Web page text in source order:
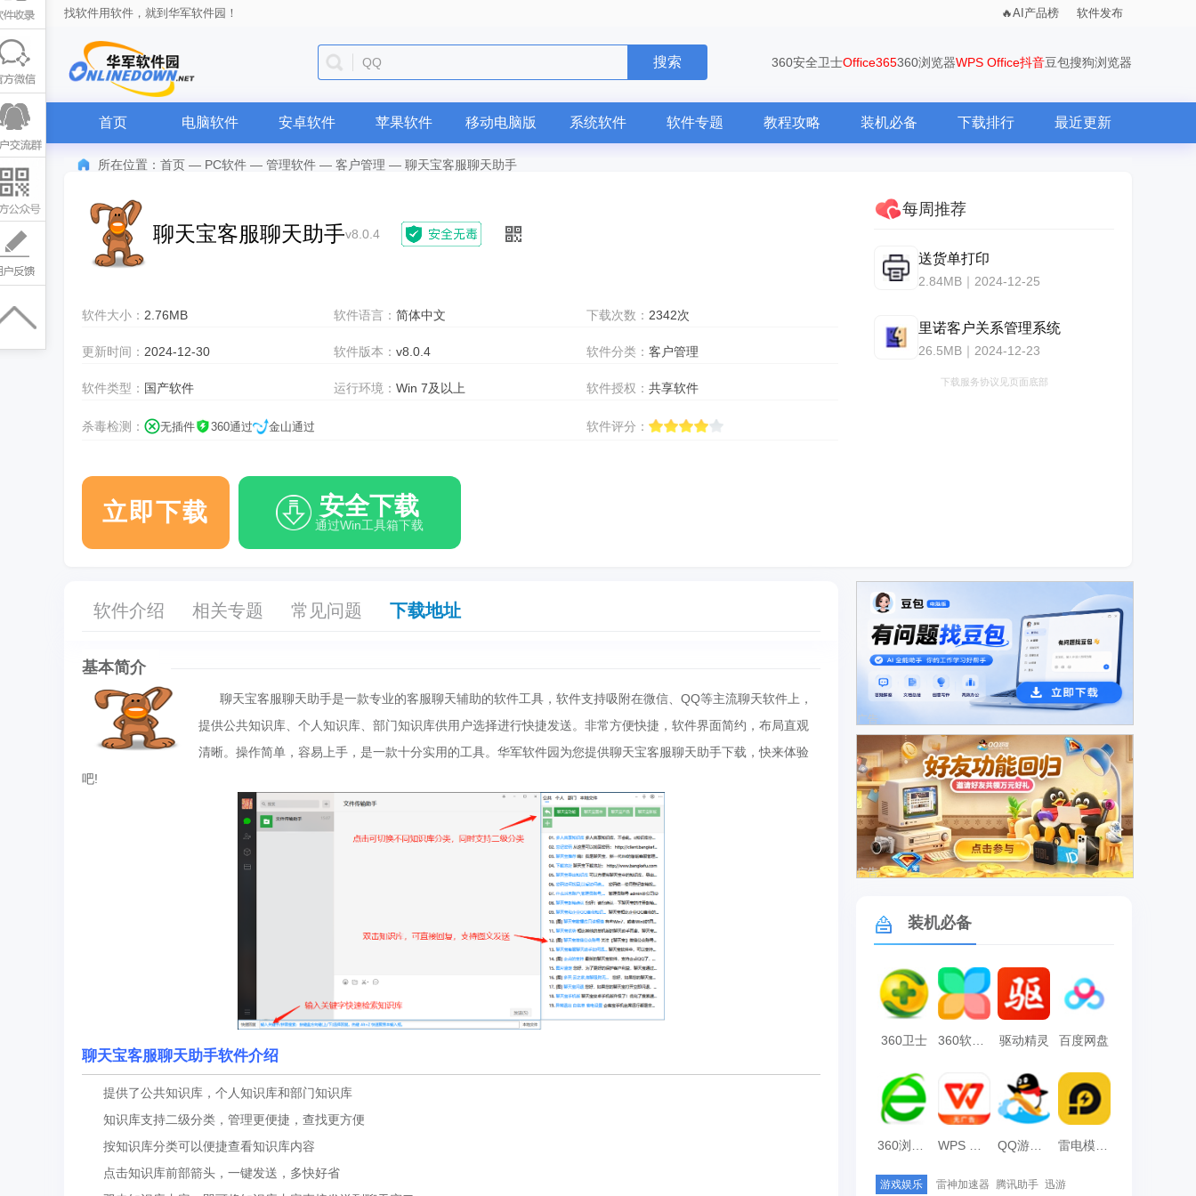
找软件用软件，就到华军软件园！ AI产品榜 软件发布
QQ 搜索 360安全卫士Office365360浏览器WPS Office抖音豆包搜狗浏览器
首页 电脑软件 安卓软件 苹果软件 移动电脑版 系统软件 软件专题 教程攻略 装机必备 下载排行 最近更新
所在位置： 首页 — PC软件 — 管理软件 — 客户管理 — 聊天宝客服聊天助手
聊天宝客服聊天助手v8.0.4
软件大小： 2.76MB 软件语言：简体中文 下载次数： 2342次
更新时间： 2024-12-30 软件版本：v8.0.4 软件分类： 客户管理
软件类型： 国产软件 运行环境：Win 7及以上 软件授权： 共享软件
杀毒检测： 无插件 360通过 金山通过 软件评分：
立即下载 安全下载
通过Win工具箱下载
每周推荐
送货单打印
2.84MB｜2024-12-25
里诺客户关系管理系统
26.5MB｜2024-12-23
下载服务协议见页面底部
软件介绍 相关专题 常见问题 下载地址
基本简介
聊天宝客服聊天助手是一款专业的客服聊天辅助的软件工具，软件支持吸附在微信、QQ等主流聊天软件上，
提供公共知识库、个人知识库、部门知识库供用户选择进行快捷发送。非常方便快捷，软件界面简约，布局直观
清晰。操作简单，容易上手，是一款十分实用的工具。华军软件园为您提供聊天宝客服聊天助手下载，快来体验
吧!
聊天宝客服聊天助手软件介绍
提供了公共知识库，个人知识库和部门知识库
知识库支持二级分类，管理更便捷，查找更方便
按知识库分类可以便捷查看知识库内容
点击知识库前部箭头，一键发送，多快好省
广告
广告
装机必备
360卫士 360软件管家 驱动精灵 百度网盘
雷电模拟器
游戏娱乐 雷神加速器 腾讯助手 迅游